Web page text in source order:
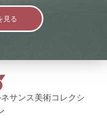
見る
サンス美術コレクシ